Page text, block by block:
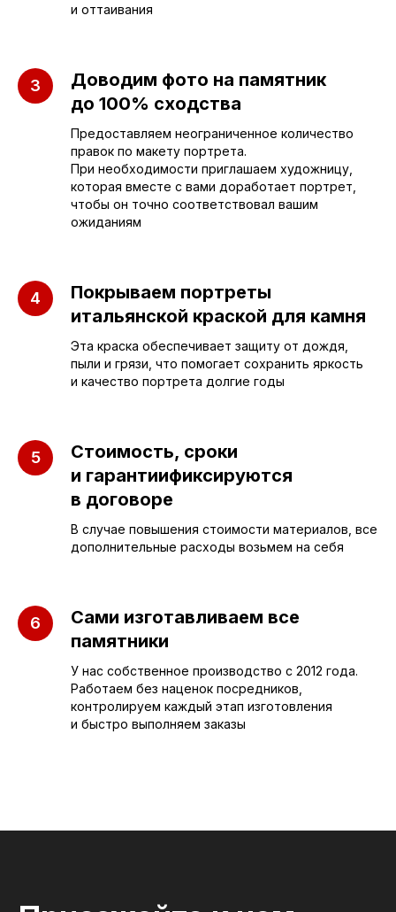
и оттаивания
Доводим фото на памятник
до 100% сходства
Предоставляем неограниченное количество
правок по макету портрета.
При необходимости приглашаем художницу,
которая вместе с вами доработает портрет,
чтобы он точно соответствовал вашим
ожиданиям
Покрываем портреты
итальянской краской для камня
Эта краска обеспечивает защиту от дождя,
пыли и грязи, что помогает сохранить яркость
и качество портрета долгие годы
Стоимость, сроки
и гарантиификсируются
в договоре
В случае повышения стоимости материалов, все
дополнительные расходы возьмем на себя
Сами изготавливаем все
памятники
У нас собственное производство с 2012 года.
Работаем без наценок посредников,
контролируем каждый этап изготовления
и быстро выполняем заказы
Бюджетные
Комплексы
© 2012-2024 гранитная мастерская
СЛЕЗА В
КАМНЕ
Наши работы
Благоустройство
Доставка и
установка